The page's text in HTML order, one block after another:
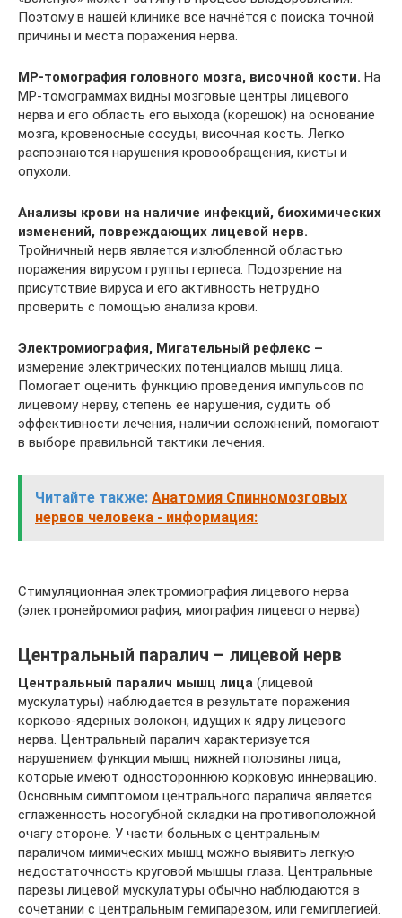
Поэтому в нашей клинике все начнётся с поиска точной
причины и места поражения нерва.
МР-томография головного мозга, височной кости. На
МР-томограммах видны мозговые центры лицевого
нерва и его область его выхода (корешок) на основание
мозга, кровеносные сосуды, височная кость. Легко
распознаются нарушения кровообращения, кисты и
опухоли.
Анализы крови на наличие инфекций, биохимических
изменений, повреждающих лицевой нерв.
Тройничный нерв является излюбленной областью
поражения вирусом группы герпеса. Подозрение на
присутствие вируса и его активность нетрудно
проверить с помощью анализа крови.
Электромиография, Мигательный рефлекс –
измерение электрических потенциалов мышц лица.
Помогает оценить функцию проведения импульсов по
лицевому нерву, степень ее нарушения, судить об
эффективности лечения, наличии осложнений, помогают
в выборе правильной тактики лечения.
Читайте также: Анатомия Спинномозговых
нервов человека - информация:
Стимуляционная электромиография лицевого нерва
(электронейромиография, миография лицевого нерва)
Центральный паралич – лицевой нерв
Центральный паралич мышц лица (лицевой
мускулатуры) наблюдается в результате поражения
корково-ядерных волокон, идущих к ядру лицевого
нерва. Центральный паралич характеризуется
нарушением функции мышц нижней половины лица,
которые имеют одностороннюю корковую иннервацию.
Основным симптомом центрального паралича является
сглаженность носогубной складки на противоположной
очагу стороне. У части больных с центральным
параличом мимических мышц можно выявить легкую
недостаточность круговой мышцы глаза. Центральные
парезы лицевой мускулатуры обычно наблюдаются в
сочетании с центральным гемипарезом, или гемиплегией.